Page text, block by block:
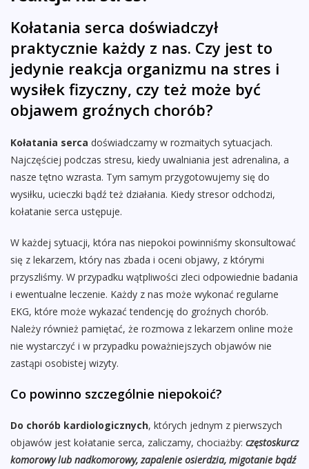
Kołatania serca doświadczył
praktycznie każdy z nas. Czy jest to
jedynie reakcja organizmu na stres i
wysiłek fizyczny, czy też może być
objawem groźnych chorób?
Kołatania serca doświadczamy w rozmaitych sytuacjach.
Najczęściej podczas stresu, kiedy uwalniania jest adrenalina, a
nasze tętno wzrasta. Tym samym przygotowujemy się do
wysiłku, ucieczki bądź też działania. Kiedy stresor odchodzi,
kołatanie serca ustępuje.
W każdej sytuacji, która nas niepokoi powinniśmy skonsultować
się z lekarzem, który nas zbada i oceni objawy, z którymi
przyszliśmy. W przypadku wątpliwości zleci odpowiednie badania
i ewentualne leczenie. Każdy z nas może wykonać regularne
EKG, które może wykazać tendencję do groźnych chorób.
Należy również pamiętać, że rozmowa z lekarzem online może
nie wystarczyć i w przypadku poważniejszych objawów nie
zastąpi osobistej wizyty.
Co powinno szczególnie niepokoić?
Do chorób kardiologicznych, których jednym z pierwszych
objawów jest kołatanie serca, zaliczamy, chociażby: częstoskurcz
komorowy lub nadkomorowy, zapalenie osierdzia, migotanie bądź